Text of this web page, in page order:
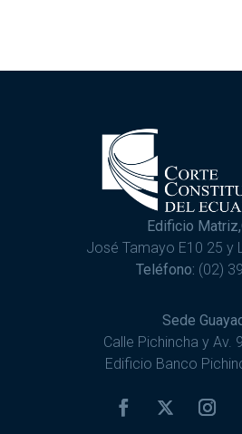
Edificio
José Tamayo E10 25 y
Teléfono: (02)
Sede
Calle Pichincha y Av.
Edificio Banco